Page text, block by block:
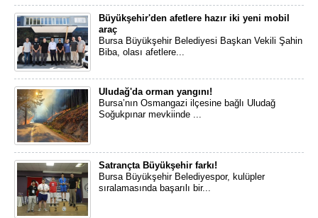
Büyükşehir'den afetlere hazır iki yeni mobil
araç
Bursa Büyükşehir Belediyesi Başkan Vekili Şahin
Biba, olası afetlere...
Uludağ'da orman yangını!
Bursa’nın Osmangazi ilçesine bağlı Uludağ
Soğukpınar mevkiinde ...
Satrançta Büyükşehir farkı!
Bursa Büyükşehir Belediyespor, kulüpler
sıralamasında başarılı bir...